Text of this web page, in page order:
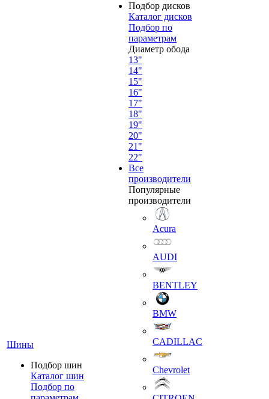
Шины
Подбор шин
Каталог шин
Подбор по
Подбор дисков
Каталог дисков
Подбор по
параметрам
Диаметр обода
13"
14"
15"
16"
17"
18"
19"
20"
21"
22"
Все
производители
Популярные
производители
Acura
AUDI
BENTLEY
BMW
CADILLAC
Chevrolet